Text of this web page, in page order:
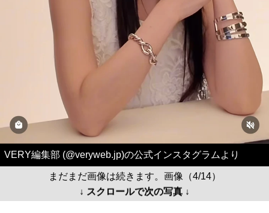
VERY編集部 (@veryweb.jp)の公式インスタグラムより
まだまだ画像は続きます。画像（4/14）
↓ スクロールで次の写真 ↓